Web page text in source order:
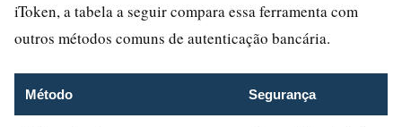
iToken, a tabela a seguir compara essa ferramenta com
outros métodos comuns de autenticação bancária.
Método Segurança